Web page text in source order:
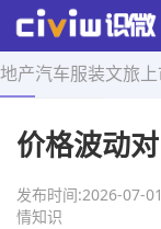
地产汽车服装文旅
首页 > 舆情知识 >
价格波动
发布时间:2026-07-
情知识